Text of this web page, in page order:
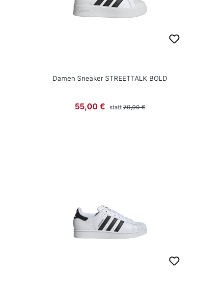
Damen Sneaker STREETTALK BOLD
Verkaufspreis:
55,00 € statt Regulärer Preis:
70,00 €